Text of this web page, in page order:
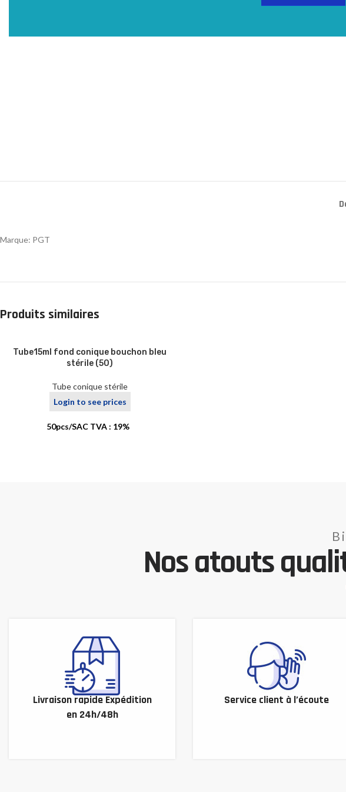
Marque: PGT
Produits similaires
Tube15ml fond conique bouchon bleu
stérile (50)
Tube conique stérile
Login to see prices
50pcs/SAC TVA : 19%
Nos atouts
Livraison rapide Expédition
en 24h/48h
Service client à l’écoute